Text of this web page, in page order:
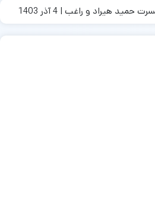
حمید هیراد و راغب | 4 آذر 1403